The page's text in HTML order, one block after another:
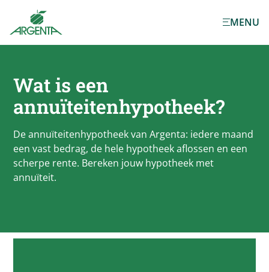
Ga naar de
hoofdinhoud
MENU
Wat is een
annuïteitenhypotheek?
De annuïteitenhypotheek van Argenta: iedere maand
een vast bedrag, de hele hypotheek aflossen en een
scherpe rente. Bereken jouw hypotheek met
annuïteit.